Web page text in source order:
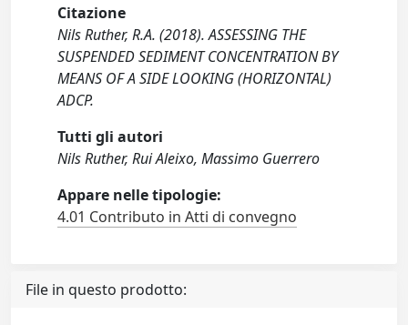
Citazione
Nils Ruther, R.A. (2018). ASSESSING THE
SUSPENDED SEDIMENT CONCENTRATION BY
MEANS OF A SIDE LOOKING (HORIZONTAL)
ADCP.
Tutti gli autori
Nils Ruther, Rui Aleixo, Massimo Guerrero
Appare nelle tipologie:
4.01 Contributo in Atti di convegno
File in questo prodotto: